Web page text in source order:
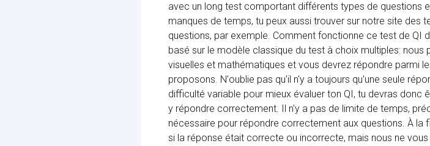
avec un long test comportant différents types de questions
manques de temps, tu peux aussi trouver sur notre site des
questions, par exemple. Comment fonctionne ce test de QI
basé sur le modèle classique du test à choix multiples:
visuelles et mathématiques et vous devrez répondre parmi
proposons. N'oublie pas qu'il n'y a toujours qu'une seule
difficulté variable pour mieux évaluer ton QI, tu devras
y répondre correctement. Il n'y a pas de limite de temps,
nécessaire pour répondre correctement aux questions. À la
si la réponse était correcte ou incorrecte, mais nous ne